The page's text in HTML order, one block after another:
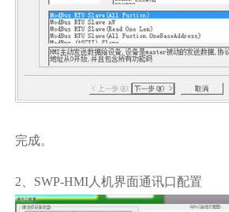
完成。
2、SWP-HMI人机界面通讯口配置